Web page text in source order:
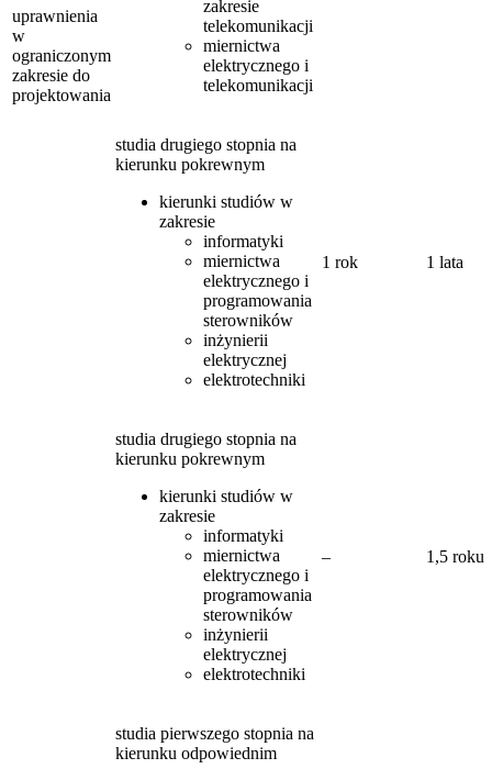
uprawnienia
w
ograniczonym
zakresie do
projektowania
zakresie
telekomunikacji
miernictwa
elektrycznego i
telekomunikacji
studia drugiego stopnia na
kierunku pokrewnym
kierunki studiów w
zakresie
informatyki
miernictwa
elektrycznego i
programowania
sterowników
inżynierii
elektrycznej
elektrotechniki
1 rok 1 lata
studia drugiego stopnia na
kierunku pokrewnym
kierunki studiów w
zakresie
informatyki
miernictwa
elektrycznego i
programowania
sterowników
inżynierii
elektrycznej
elektrotechniki
– 1,5 roku
studia pierwszego stopnia na
kierunku odpowiednim